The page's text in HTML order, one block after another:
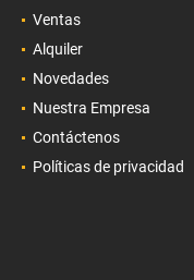
Ventas
Alquiler
Novedades
Nuestra Empresa
Contáctenos
Políticas de privacidad